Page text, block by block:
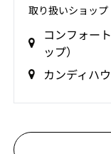
取り扱いショッ
コンフォー
ップ）
カンディハ